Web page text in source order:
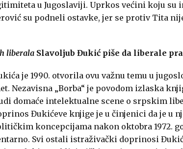
u Jugoslaviji. Uprkos većini koju
su podneli ostavke, jer se protiv Tita
liberala Slavoljub Đukić piše da liberale
je 1990. otvorila ovu važnu temu u
Nezavisna „Borba“ je povodom izlaska
domaće intelektualne scene o srpskim
Đukićeve knjige je u činjenici da je u
koncepcijama nakon oktobra 1972.
Svi ostali istraživački doprinosi